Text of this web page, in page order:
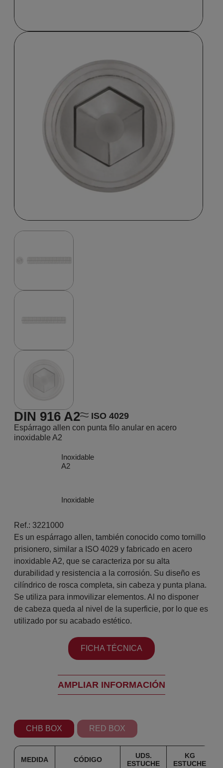
DIN 916 A2 ISO 4029
Espárrago allen con punta filo anular en acero
inoxidable A2
Inoxidable
A2
Inoxidable
Ref.: 3221000
Es un espárrago allen, también conocido como tornillo
prisionero, similar a ISO 4029 y fabricado en acero
inoxidable A2, que se caracteriza por su alta
durabilidad y resistencia a la corrosión. Su diseño es
cilíndrico de rosca completa, sin cabeza y punta plana.
Se utiliza para inmovilizar elementos. Al no disponer
de cabeza queda al nivel de la superficie, por lo que es
utilizado por su acabado estético.
FICHA TÉCNICA
AMPLIAR INFORMACIÓN
CHB BOX RED BOX
MEDIDA CÓDIGO
UDS.
ESTUCHE
KG
ESTUCHE